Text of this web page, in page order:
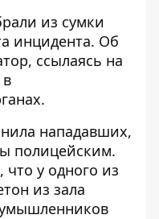
из сумки
инцидента. Об
, ссылаясь на
нападавших,
полицейским.
у одного из
из зала